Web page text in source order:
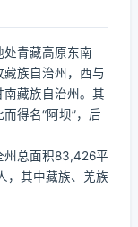
处青藏高原东南
族自治州，西与
藏族自治州。其
得名“阿坝”，后
州总面积83,426平
，其中藏族、羌族